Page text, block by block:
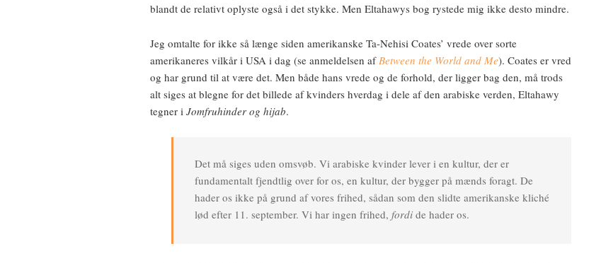
blandt de relativt oplyste også i det stykke. Men Eltahawys bog rystede mig ikke desto mindre.
Jeg omtalte for ikke så længe siden amerikanske Ta-Nehisi Coates’ vrede over sorte
amerikaneres vilkår i USA i dag (se anmeldelsen afBetween the World and Me). Coates er vred
og har grund til at være det. Men både hans vrede og de forhold, der ligger bag den, må trods
alt siges at blegne for det billede af kvinders hverdag i dele af den arabiske verden, Eltahawy
tegner i Jomfruhinder og hijab.
Det må siges uden omsvøb. Vi arabiske kvinder lever i en kultur, der er
fundamentalt fjendtlig over for os, en kultur, der bygger på mænds foragt. De
hader os ikke på grund af vores frihed, sådan som den slidte amerikanske kliché
lød efter 11. september. Vi har ingen frihed, fordi de hader os.